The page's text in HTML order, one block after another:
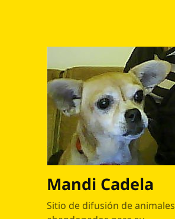
Mandi Cadela
Sitio de difusión de animales